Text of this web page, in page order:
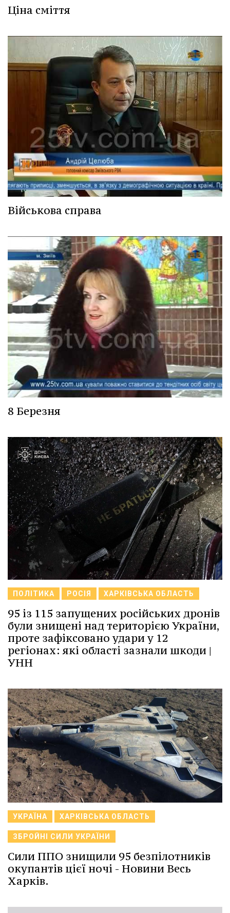
Ціна сміття
Військова справа
8 Березня
ПОЛІТИКА РОСІЯ ХАРКІВСЬКА ОБЛАСТЬ
95 із 115 запущених російських дронів
були знищені над територією України,
проте зафіксовано удари у 12
регіонах: які області зазнали шкоди |
УНН
УКРАЇНА ХАРКІВСЬКА ОБЛАСТЬ
ЗБРОЙНІ СИЛИ УКРАЇНИ
Сили ППО знищили 95 безпілотників
окупантів цієї ночі - Новини Весь
Харків.